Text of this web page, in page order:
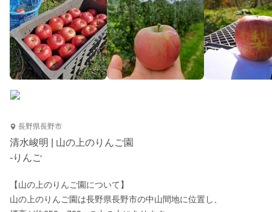
長野県長野市
清水峻明 | 山の上のりんご園
-りんご
【山の上のりんご園について】
山の上のりんご園は長野県長野市の中山間地に位置し、